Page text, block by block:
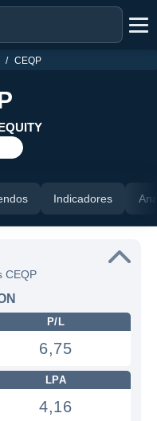
CEQP
Indicadores
CEQP
P/L
6,75
LPA
4,16